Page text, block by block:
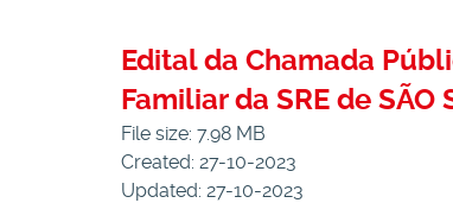
Edital da Chamada
Familiar da SRE de SÃO
File size: 7.98 MB
Created: 27-10-2023
Updated: 27-10-2023